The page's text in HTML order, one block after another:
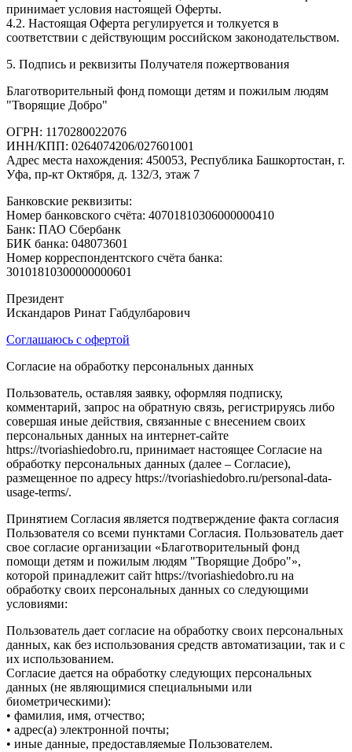
принимает условия настоящей Оферты.
4.2. Настоящая Оферта регулируется и толкуется в
соответствии с действующим российском законодательством.
5. Подпись и реквизиты Получателя пожертвования
Благотворительный фонд помощи детям и пожилым людям
"Творящие Добро"
ОГРН: 1170280022076
ИНН/КПП: 0264074206/027601001
Адрес места нахождения: 450053, Республика Башкортостан, г.
Уфа, пр-кт Октября, д. 132/3, этаж 7
Банковские реквизиты:
Номер банковского счёта: 40701810306000000410
Банк: ПАО Сбербанк
БИК банка: 048073601
Номер корреспондентского счёта банка:
30101810300000000601
Президент
Искандаров Ринат Габдулбарович
Соглашаюсь с офертой
Согласие на обработку персональных данных
Пользователь, оставляя заявку, оформляя подписку,
комментарий, запрос на обратную связь, регистрируясь либо
совершая иные действия, связанные с внесением своих
персональных данных на интернет-сайте
https://tvoriashiedobro.ru, принимает настоящее Согласие на
обработку персональных данных (далее – Согласие),
размещенное по адресу https://tvoriashiedobro.ru/personal-data-
usage-terms/.
Принятием Согласия является подтверждение факта согласия
Пользователя со всеми пунктами Согласия. Пользователь дает
свое согласие организации «Благотворительный фонд
помощи детям и пожилым людям "Творящие Добро"»,
которой принадлежит сайт https://tvoriashiedobro.ru на
обработку своих персональных данных со следующими
условиями:
Пользователь дает согласие на обработку своих персональных
данных, как без использования средств автоматизации, так и с
их использованием.
Согласие дается на обработку следующих персональных
данных (не являющимися специальными или
биометрическими):
• фамилия, имя, отчество;
• адрес(а) электронной почты;
• иные данные, предоставляемые Пользователем.